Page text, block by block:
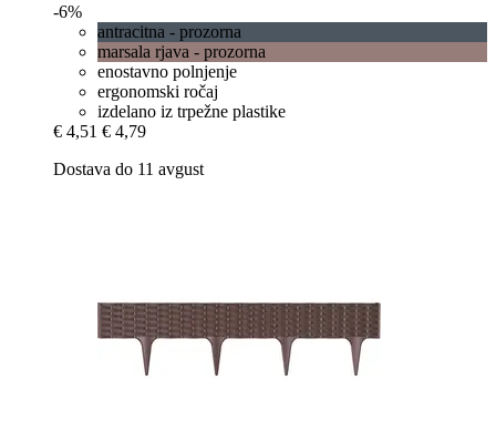
-6%
antracitna - prozorna
marsala rjava - prozorna
enostavno polnjenje
ergonomski ročaj
izdelano iz trpežne plastike
€ 4,51 € 4,79
Dostava do 11 avgust